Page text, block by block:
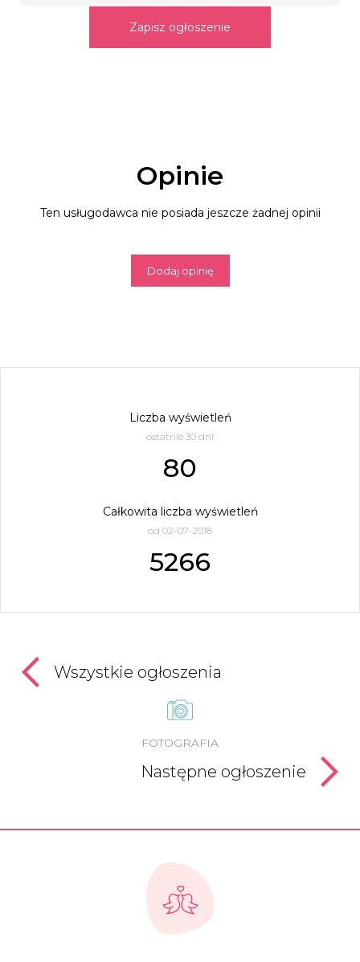
Zapisz ogłoszenie
Opinie
Ten usługodawca nie posiada jeszcze żadnej opinii
Dodaj opinię
Liczba wyświetleń
ostatnie 30 dni
80
Całkowita liczba wyświetleń
od 02-07-2018
5266
Wszystkie ogłoszenia
FOTOGRAFIA
Następne ogłoszenie